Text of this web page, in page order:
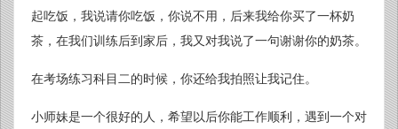
起吃饭，我说请你吃饭，你说不用，后来我给你买了一杯奶
茶，在我们训练后到家后，我又对我说了一句谢谢你的奶茶。
在考场练习科目二的时候，你还给我拍照让我记住。
小师妹是一个很好的人，希望以后你能工作顺利，遇到一个对